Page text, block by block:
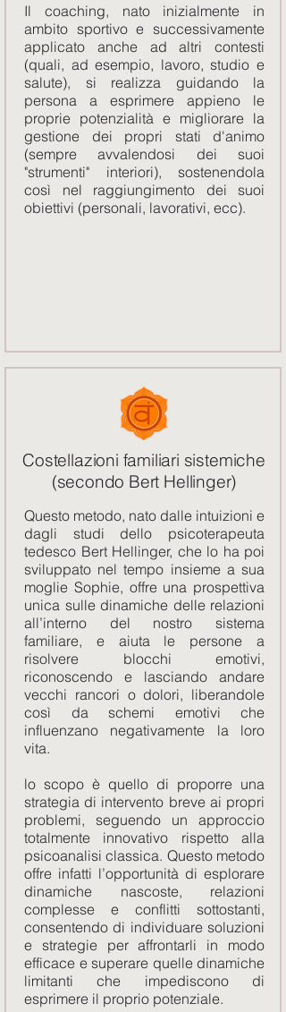
Il coaching, nato inizialmente in
ambito sportivo e successivamente
applicato anche ad altri contesti
(quali, ad esempio, lavoro, studio e
salute), si realizza guidando la
persona a esprimere appieno le
proprie potenzialità e migliorare la
gestione dei propri stati d'animo
(sempre avvalendosi dei suoi
"strumenti" interiori), sostenendola
così nel raggiungimento dei suoi
obiettivi (personali, lavorativi, ecc).​​​​
Costellazioni familiari sistemiche
(secondo Bert Hellinger)
Questo metodo, nato dalle intuizioni e
dagli studi dello psicoterapeuta
tedesco Bert Hellinger, che lo ha poi
sviluppato nel tempo insieme a sua
moglie Sophie, offre una prospettiva
unica sulle dinamiche delle relazioni
all’interno del nostro sistema
familiare, e aiuta le persone a
risolvere blocchi emotivi,
riconoscendo e lasciando andare
vecchi rancori o dolori, liberandole
così da schemi emotivi che
influenzano negativamente la loro
vita.
lo scopo è quello di proporre una
strategia di intervento breve ai propri
problemi, seguendo un approccio
totalmente innovativo rispetto alla
psicoanalisi classica. Questo metodo
offre infatti l’opportunità di esplorare
dinamiche nascoste, relazioni
complesse e conflitti sottostanti,
consentendo di individuare soluzioni
e strategie per affrontarli in modo
efficace e superare quelle dinamiche
limitanti che impediscono di
esprimere il proprio potenziale.